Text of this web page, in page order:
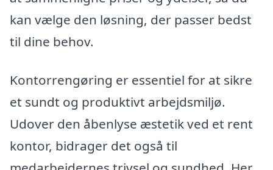
kan vælge den løsning, der passer bedst
til dine behov.
Kontorrengøring er essentiel for at sikre
et sundt og produktivt arbejdsmiljø.
Udover den åbenlyse æstetik ved et rent
kontor, bidrager det også til